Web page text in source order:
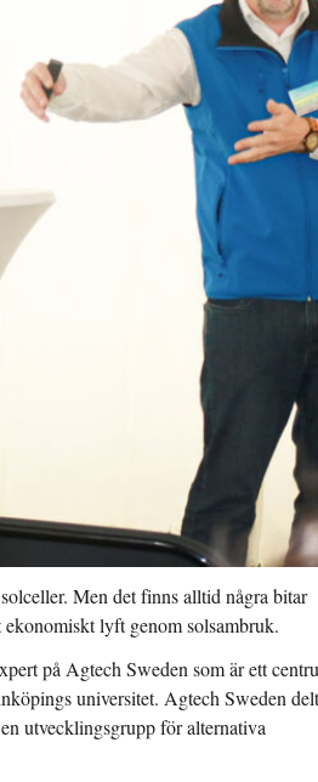
Men det finns alltid några bitar
lyft genom solsambruk.
på Agtech Sweden som är ett
universitet. Agtech Sweden
utvecklingsgrupp för alternativa